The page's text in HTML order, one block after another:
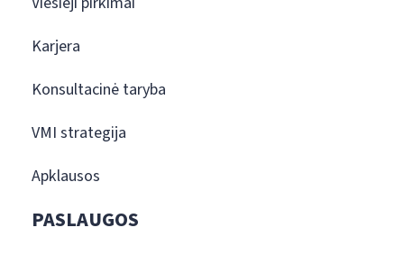
Karjera
Konsultacinė taryba
VMI strategija
Apklausos
PASLAUGOS